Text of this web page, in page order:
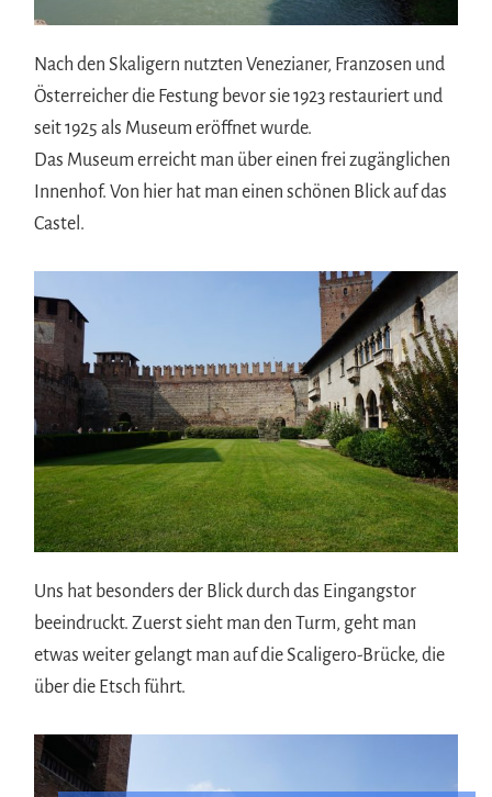
Nach den Skaligern nutzten Venezianer, Franzosen und
Österreicher die Festung bevor sie 1923 restauriert und
seit 1925 als Museum eröffnet wurde.
Das Museum erreicht man über einen frei zugänglichen
Innenhof. Von hier hat man einen schönen Blick auf das
Castel.
Uns hat besonders der Blick durch das Eingangstor
beeindruckt. Zuerst sieht man den Turm, geht man
etwas weiter gelangt man auf die Scaligero-Brücke, die
über die Etsch führt.